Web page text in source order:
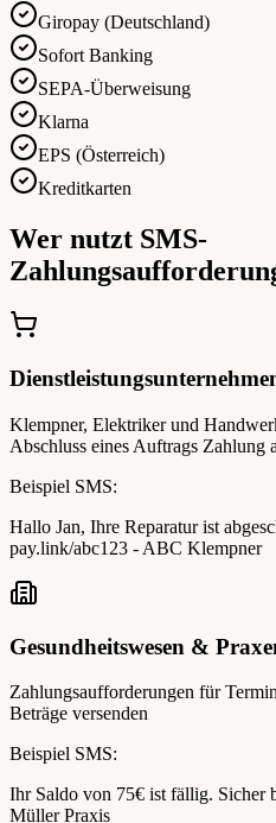
Giropay (Deutschland)
Sofort Banking
SEPA-Überweisung
Klarna
EPS (Österreich)
Kreditkarten
Wer nutzt SMS-
Klempner, Elektriker und
Abschluss eines Auftrags Zahlung
Beispiel SMS:
Hallo Jan, Ihre Reparatur ist
pay.link/abc123 - ABC Klempner
Gesundheitswesen &
Zahlungsaufforderungen für
Beträge versenden
Beispiel SMS:
Ihr Saldo von 75€ ist fällig. Sicher
Müller Praxis